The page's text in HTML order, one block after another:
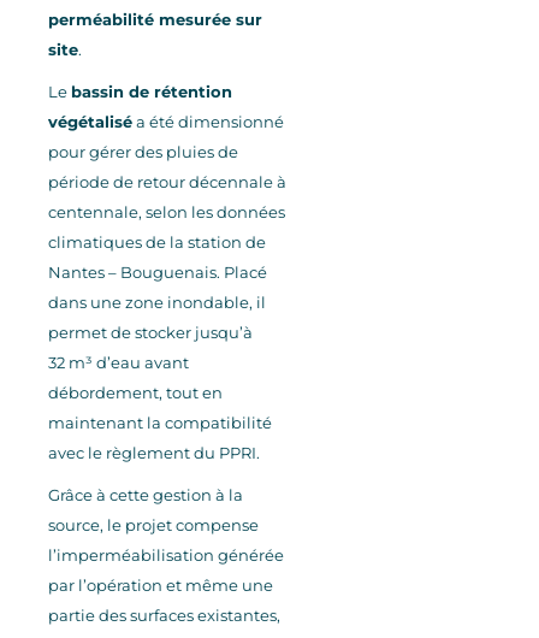
perméabilité mesurée sur
site.
Le bassin de rétention
végétaliséa été dimensionné
pour gérer des pluies de
période de retour décennale à
centennale, selon les données
climatiques de la station de
Nantes – Bouguenais. Placé
dans une zone inondable, il
permet de stocker jusqu’à
32 m³ d’eau avant
débordement, tout en
maintenant la compatibilité
avec le règlement du PPRI.
Grâce à cette gestion à la
source, le projet compense
l’imperméabilisation générée
par l’opération et même une
partie des surfaces existantes,